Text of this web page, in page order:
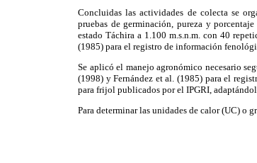
Concluidas las actividades de colecta se
pruebas de germinación, pureza y
estado Táchira a 1.100 m.s.n.m. con 40
(1985) para el registro de información
Se aplicó el manejo agronómico necesario
(1998) y Fernández et al. (1985) para el
para frijol publicados por el IPGRI,
Para determinar las unidades de calor (UC) o